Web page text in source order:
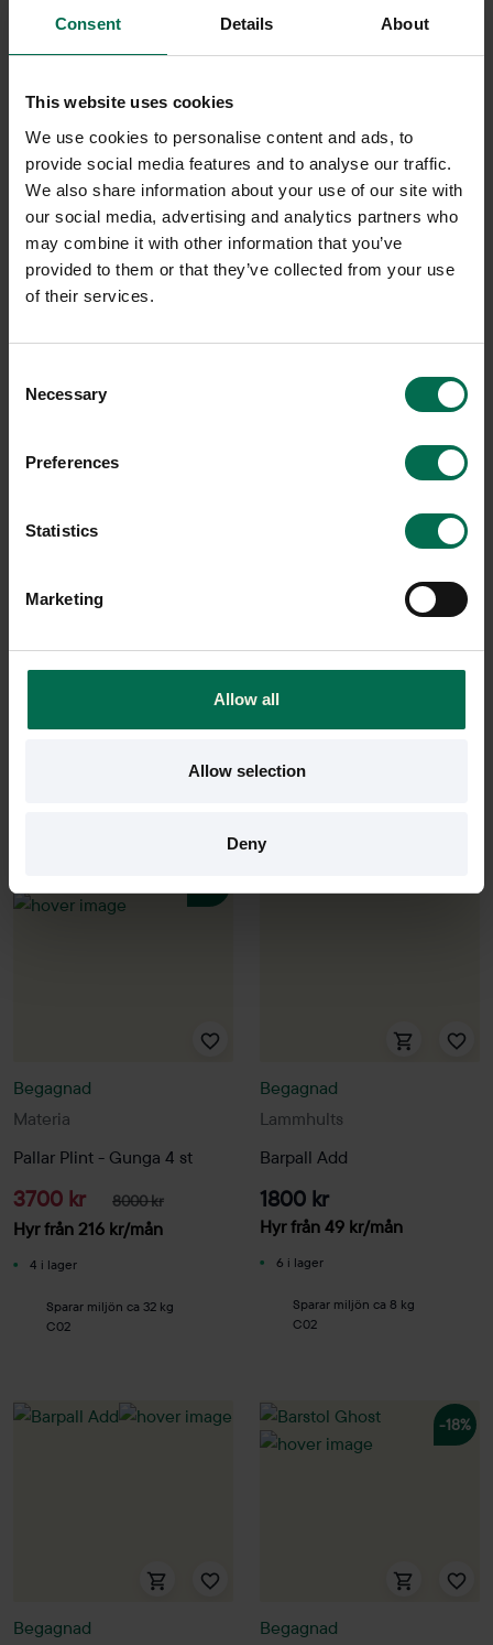
Consent Details About
This website uses cookies
We use cookies to personalise content and ads, to
provide social media features and to analyse our traffic.
We also share information about your use of our site with
our social media, advertising and analytics partners who
may combine it with other information that you’ve
provided to them or that they’ve collected from your use
of their services.
Selection
Necessary
Preferences
Statistics
Marketing
Allow all
Allow selection
Deny
Begagnad
7 i lager
Sparar miljön ca 8 kg
C02
Begagnad
/mån
16 i lager
Sparar miljön ca 37 kg
C02
7 i lager
Hyr från
Sparar miljön ca 8 kg
Materia
Begagnad
Pallar Plint - Gunga 4 st
3700 kr 8000 kr
Hyr från 216 kr/mån
4 i lager
Sparar miljön ca 32 kg
C02
Lammhults
Begagnad
Barpall Add
1800 kr
Hyr från 49 kr/mån
6 i lager
Sparar miljön ca 8 kg
C02
Begagnad
-18%
Begagnad